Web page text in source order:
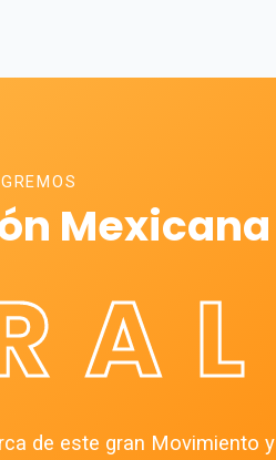
Mexicana
de este gran Movimiento y